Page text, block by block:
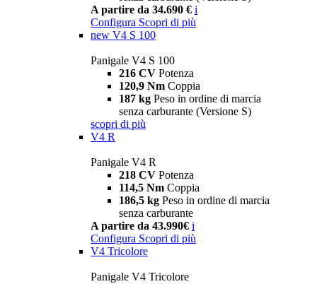
A partire da 34.690 € i
Configura Scopri di più
new V4 S 100
Panigale V4 S 100
216 CV Potenza
120,9 Nm Coppia
187 kg Peso in ordine di marcia
senza carburante (Versione S)
scopri di più
V4 R
Panigale V4 R
218 CV Potenza
114,5 Nm Coppia
186,5 kg Peso in ordine di marcia
senza carburante
A partire da 43.990€ i
Configura Scopri di più
V4 Tricolore
Panigale V4 Tricolore